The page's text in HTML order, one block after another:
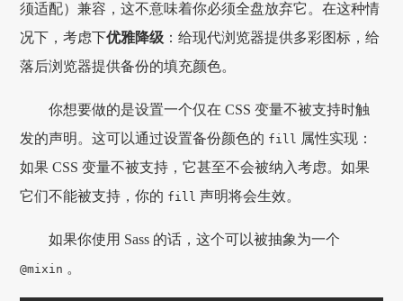
须适配）兼容，这不意味着你必须全盘放弃它。在这种情
况下，考虑下优雅降级 ：给现代浏览器提供多彩图标，给
落后浏览器提供备份的填充颜色。
你想要做的是设置一个仅在 CSS 变量不被支持时触
发的声明。这可以通过设置备份颜色的 fill 属性实现：
如果 CSS 变量不被支持，它甚至不会被纳入考虑。如果
它们不能被支持，你的 fill 声明将会生效。
如果你使用 Sass 的话，这个可以被抽象为一个
@mixin 。